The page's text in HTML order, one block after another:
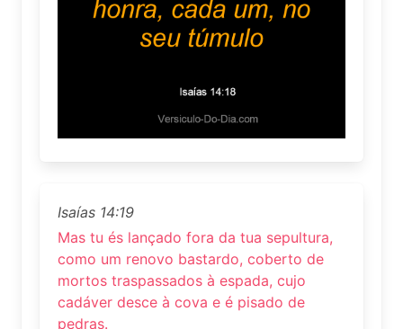
Isaías 14:19
Mas tu és lançado fora da tua sepultura,
como um renovo bastardo, coberto de
mortos traspassados à espada, cujo
cadáver desce à cova e é pisado de
pedras.